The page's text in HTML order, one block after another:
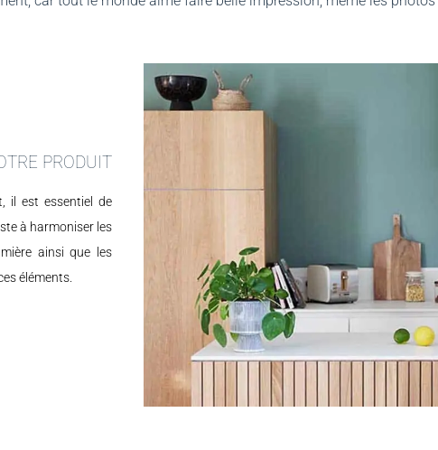
PRODUIT
il est essentiel de
à harmoniser les
ainsi que les
éléments.